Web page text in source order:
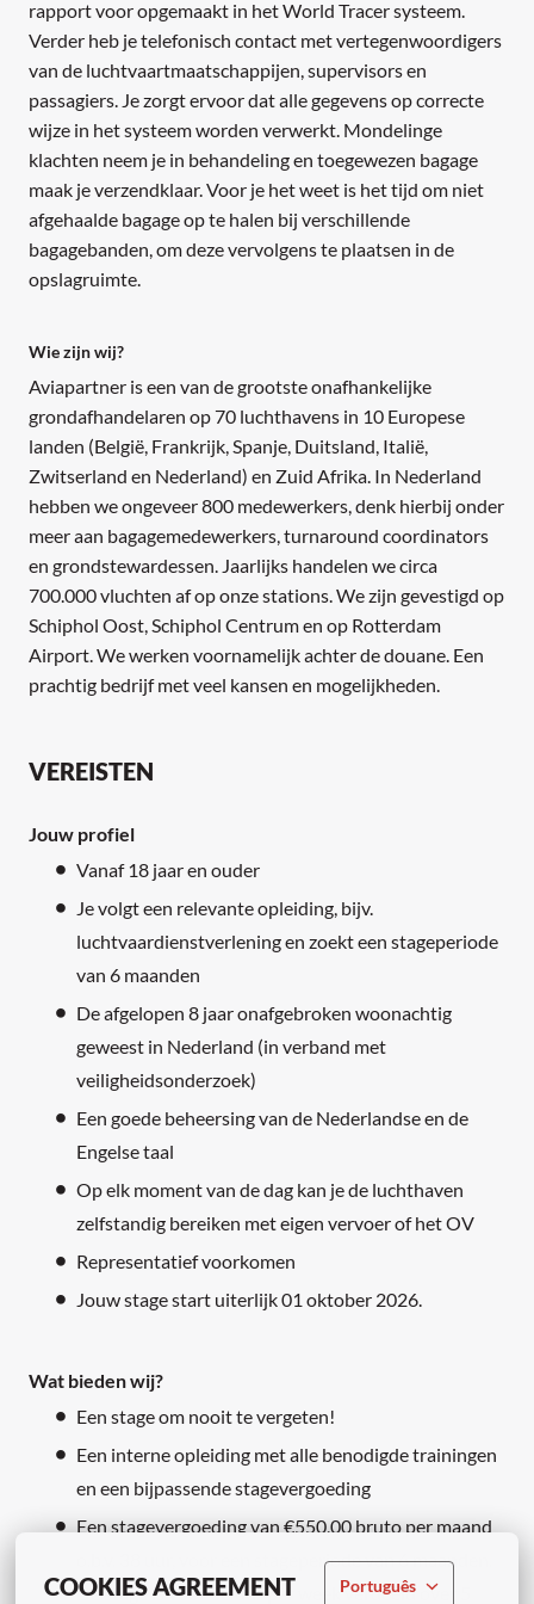
COOKIES AGREEMENT Português
rapport voor opgemaakt in het World Tracer systeem.
Verder heb je telefonisch contact met vertegenwoordigers
van de luchtvaartmaatschappijen, supervisors en
passagiers. Je zorgt ervoor dat alle gegevens op correcte
wijze in het systeem worden verwerkt. Mondelinge
klachten neem je in behandeling en toegewezen bagage
maak je verzendklaar. Voor je het weet is het tijd om niet
afgehaalde bagage op te halen bij verschillende
bagagebanden, om deze vervolgens te plaatsen in de
opslagruimte.
Wie zijn wij?
Aviapartner is een van de grootste onafhankelijke
grondafhandelaren op 70 luchthavens in 10 Europese
landen (België, Frankrijk, Spanje, Duitsland, Italië,
Zwitserland en Nederland) en Zuid Afrika. In Nederland
hebben we ongeveer 800 medewerkers, denk hierbij onder
meer aan bagagemedewerkers, turnaround coordinators
en grondstewardessen. Jaarlijks handelen we circa
700.000 vluchten af op onze stations. We zijn gevestigd op
Schiphol Oost, Schiphol Centrum en op Rotterdam
Airport. We werken voornamelijk achter de douane. Een
prachtig bedrijf met veel kansen en mogelijkheden.
VEREISTEN
Jouw profiel
Vanaf 18 jaar en ouder
Je volgt een relevante opleiding, bijv.
luchtvaardienstverlening en zoekt een stageperiode
van 6 maanden
De afgelopen 8 jaar onafgebroken woonachtig
geweest in Nederland (in verband met
veiligheidsonderzoek)
Een goede beheersing van de Nederlandse en de
Engelse taal
Op elk moment van de dag kan je de luchthaven
zelfstandig bereiken met eigen vervoer of het OV
Representatief voorkomen
Jouw stage start uiterlijk 01 oktober 2026.
Wat bieden wij?
Een stage om nooit te vergeten!
Een interne opleiding met alle benodigde trainingen
en een bijpassende stagevergoeding
Een stagevergoeding van €550,00 bruto per maand
o.b.v. 38 uur, voor een stageperiode van 6 maanden.
De stage is voor 38 uur per week verdeeld over 5